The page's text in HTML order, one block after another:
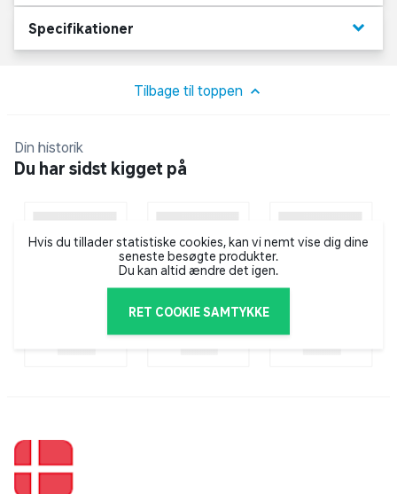
Specifikationer keyboard_arrow_down
Tilbage til toppen
Din historik
Du har sidst kigget på
Hvis du tillader statistiske cookies, kan vi nemt vise dig dine
seneste besøgte produkter.
Du kan altid ændre det igen.
RET COOKIE SAMTYKKE